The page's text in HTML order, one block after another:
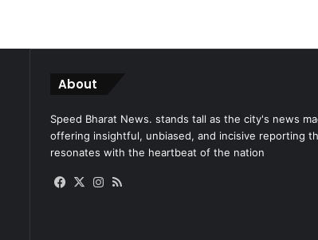
About
Speed Bharat News. stands tall as the city's news
offering insightful, unbiased, and incisive reporting
resonates with the heartbeat of the nation
Facebook
X Instagram